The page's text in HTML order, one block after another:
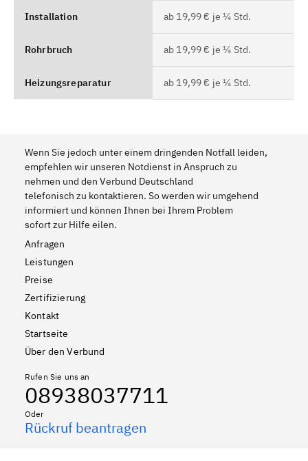
Installation ab 19,99 € je ¼ Std.
Rohrbruch ab 19,99 € je ¼ Std.
Heizungsreparatur ab 19,99 € je ¼ Std.
Wenn Sie jedoch unter einem dringenden Notfall leiden,
empfehlen wir unseren Notdienst in Anspruch zu
nehmen und den Verbund Deutschland
telefonisch zu kontaktieren. So werden wir umgehend
informiert und können Ihnen bei Ihrem Problem
sofort zur Hilfe eilen.
Anfragen
Leistungen
Preise
Zertifizierung
Kontakt
Startseite
Über den Verbund
Rufen Sie uns an
08938037711
Oder
Rückruf beantragen